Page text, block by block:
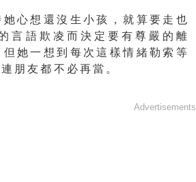
心想還沒生小孩，就算要走也
言語欺凌而決定要有尊嚴的離
她一想到每次這樣情緒勒索等
朋友都不必再當。
Advertisements